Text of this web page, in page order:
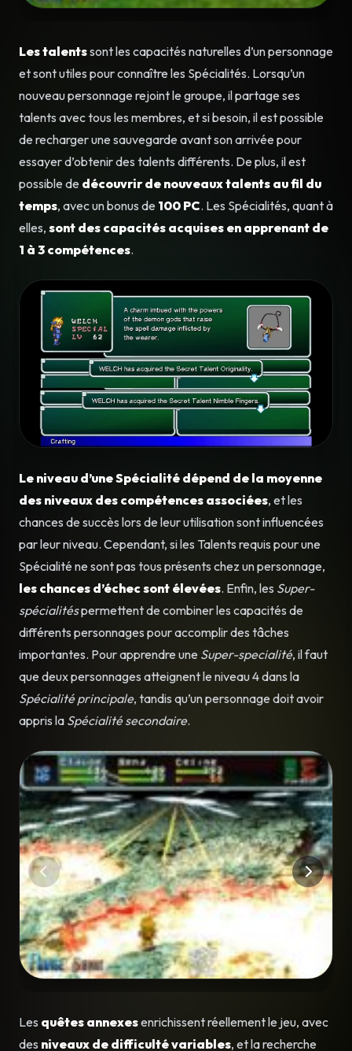
Les talentssont les capacités naturelles d’un personnage
et sont utiles pour connaître les Spécialités. Lorsqu’un
nouveau personnage rejoint le groupe, il partage ses
talents avec tous les membres, et si besoin, il est possible
de recharger une sauvegarde avant son arrivée pour
essayer d’obtenir des talents différents. De plus, il est
possible de découvrir de nouveaux talents au fil du
temps, avec un bonus de 100 PC. Les Spécialités, quant à
elles, sont des capacités acquises en apprenant de
1 à 3 compétences.
Le niveau d’une Spécialité dépend de la moyenne
des niveaux des compétences associées, et les
chances de succès lors de leur utilisation sont influencées
par leur niveau. Cependant, si les Talents requis pour une
Spécialité ne sont pas tous présents chez un personnage,
les chances d’échec sont élevées. Enfin, les Super-
spécialitéspermettent de combiner les capacités de
différents personnages pour accomplir des tâches
importantes. Pour apprendre une Super-specialité, il faut
que deux personnages atteignent le niveau 4 dans la
Spécialité principale, tandis qu’un personnage doit avoir
appris la Spécialité secondaire.
Les quêtes annexesenrichissent réellement le jeu, avec
des niveaux de difficulté variables, et la recherche